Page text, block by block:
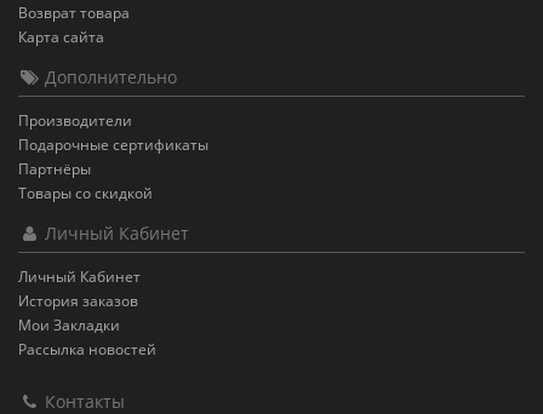
Возврат товара
Карта сайта
Дополнительно
Производители
Подарочные сертификаты
Партнёры
Товары со скидкой
Личный Кабинет
Личный Кабинет
История заказов
Мои Закладки
Рассылка новостей
Контакты